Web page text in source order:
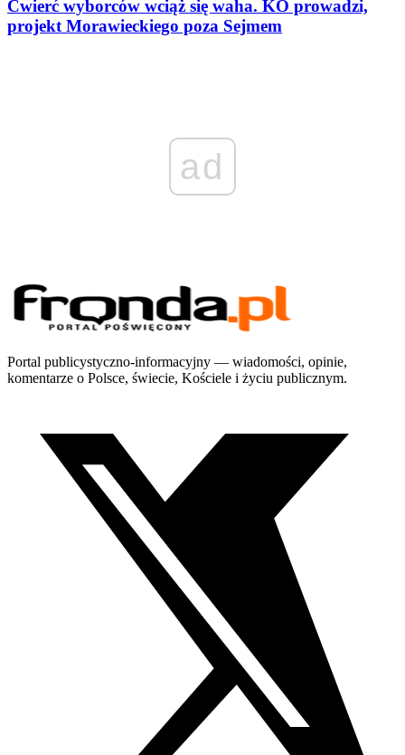
Ćwierć wyborców wciąż się waha. KO prowadzi,
projekt Morawieckiego poza Sejmem
ad
Portal publicystyczno-informacyjny — wiadomości, opinie,
komentarze o Polsce, świecie, Kościele i życiu publicznym.